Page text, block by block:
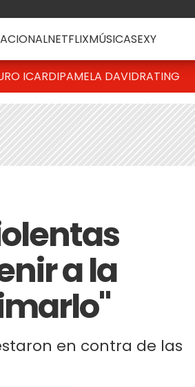
NETFLIXMÚSICASEXY
ICARDIPAMELA DAVIDRATING
a la
en contra de las